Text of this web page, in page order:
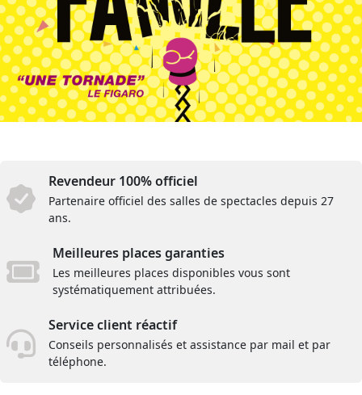
Revendeur 100% officiel
Partenaire officiel des salles de spectacles depuis 27
ans.
Meilleures places garanties
Les meilleures places disponibles vous sont
systématiquement attribuées.
Service client réactif
Conseils personnalisés et assistance par mail et par
téléphone.